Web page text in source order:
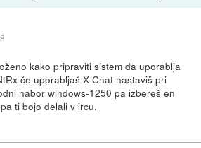
kako pripraviti sistem da uporablja
če uporabljaš X-Chat nastaviš pri
nabor windows-1250 pa izbereš en
ti bojo delali v ircu.